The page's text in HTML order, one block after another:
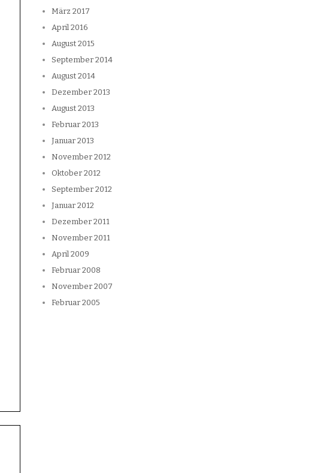
März 2017
April 2016
August 2015
September 2014
August 2014
Dezember 2013
August 2013
Februar 2013
Januar 2013
November 2012
Oktober 2012
September 2012
Januar 2012
Dezember 2011
November 2011
April 2009
Februar 2008
November 2007
Februar 2005